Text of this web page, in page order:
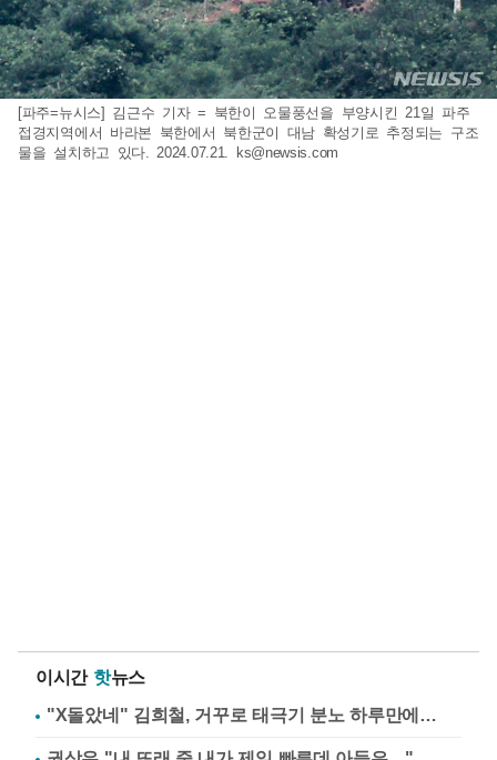
[파주=뉴시스] 김근수 기자 = 북한이 오물풍선을 부양시킨 21일 파주
접경지역에서 바라본 북한에서 북한군이 대남 확성기로 추정되는 구조
물을 설치하고 있다. 2024.07.21.
ks@newsis.com
이시간 핫뉴스
"X돌았네" 김희철, 거꾸로 태극기 분노 하루만에…